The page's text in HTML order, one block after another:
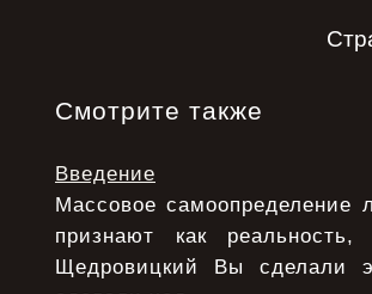
Смотрите также
Введение
Массовое самоопределение
признают как
Щедровицкий Вы сделали